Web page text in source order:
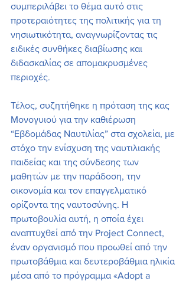
συμπεριλάβει το θέμα αυτό στις
προτεραιότητες της πολιτικής για τη
νησιωτικότητα, αναγνωρίζοντας τις
ειδικές συνθήκες διαβίωσης και
διδασκαλίας σε απομακρυσμένες
περιοχές.
Τέλος, συζητήθηκε η πρόταση της κας
Μονογυιού για την καθιέρωση
“Εβδομάδας Ναυτιλίας” στα σχολεία, με
στόχο την ενίσχυση της ναυτιλιακής
παιδείας και της σύνδεσης των
μαθητών με την παράδοση, την
οικονομία και τον επαγγελματικό
ορίζοντα της ναυτοσύνης. Η
πρωτοβουλία αυτή, η οποία έχει
αναπτυχθεί από την Project Connect,
έναν οργανισμό που προωθεί από την
πρωτοβάθμια και δευτεροβάθμια ηλικία
μέσα από το πρόγραμμα «Adopt a